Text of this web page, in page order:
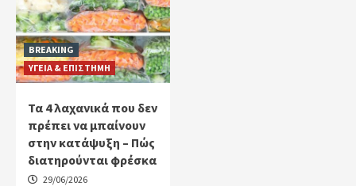
BREAKING
ΥΓΕΙΑ & ΕΠΙΣΤΗΜΗ
Τα 4 λαχανικά που δεν
πρέπει να μπαίνουν
στην κατάψυξη – Πώς
διατηρούνται φρέσκα
29/06/2026